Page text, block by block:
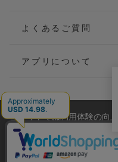
よくあるご質問
アプリについて
会社概要
ご利用規約
当サイトでは利用体験の向
ラフィックの分析を目的と
サイトの閲覧を継続された
のといたします。